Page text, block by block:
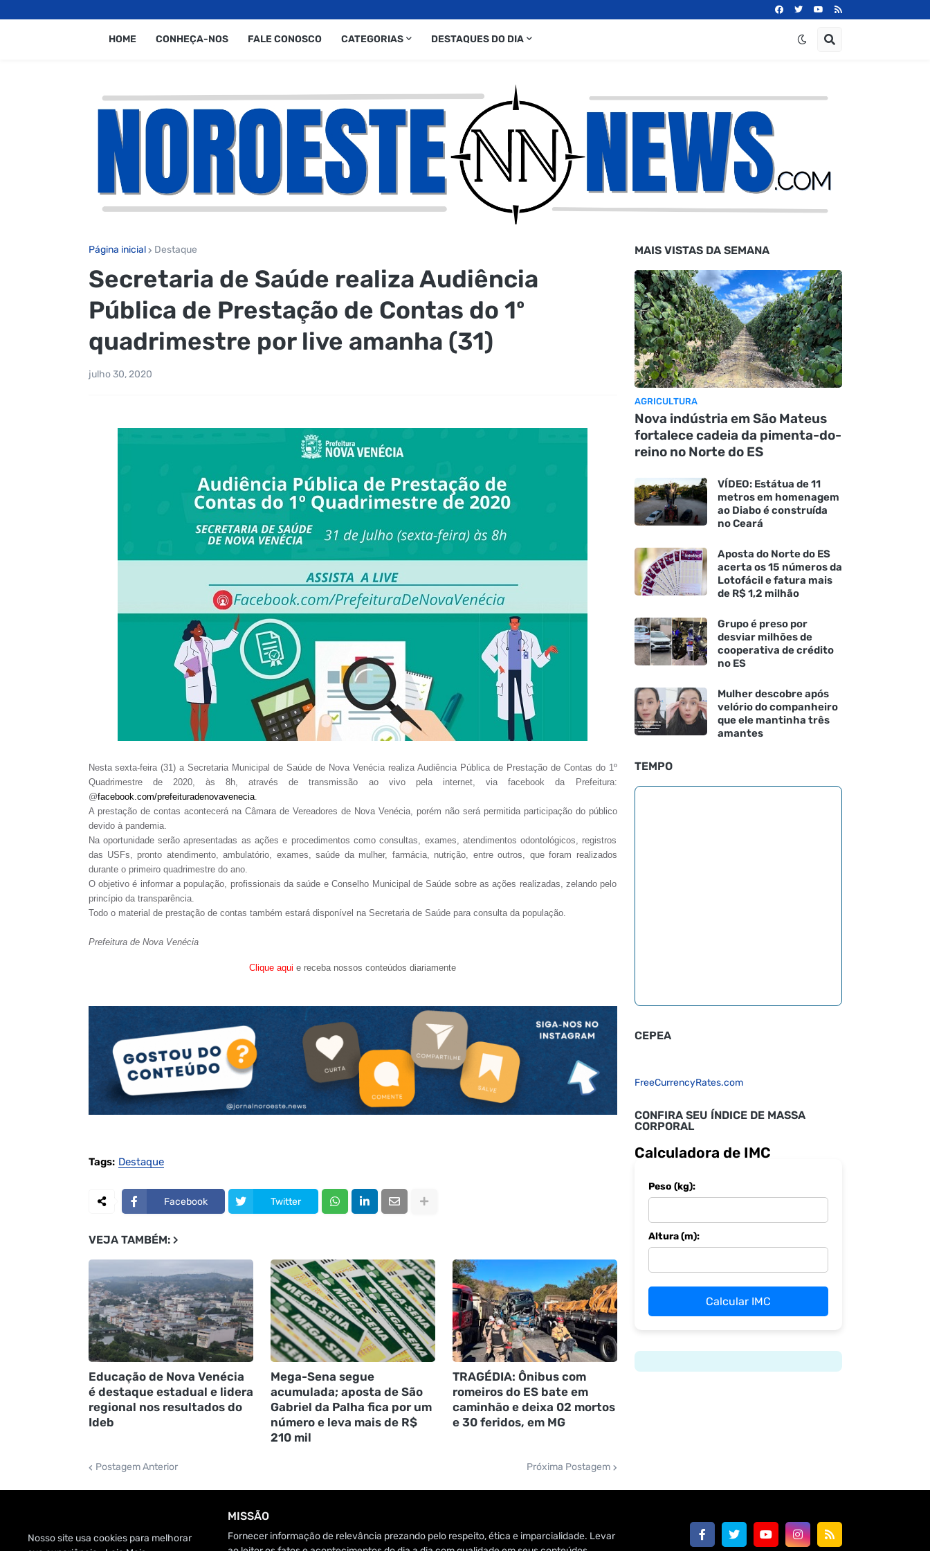
HOME CONHEÇA-NOS FALE CONOSCO CATEGORIAS DESTAQUES DO DIA
Página inicial Destaque
Secretaria de Saúde realiza Audiência
Pública de Prestação de Contas do 1º
quadrimestre por live amanha (31)
julho 30, 2020
Nesta sexta-feira (31) a Secretaria Municipal de Saúde de Nova Venécia realiza Audiência Pública de Prestação de Contas do 1º
Quadrimestre de 2020, às 8h, através de transmissão ao vivo pela internet, via facebook da Prefeitura:
@facebook.com/prefeituradenovavenecia.
A prestação de contas acontecerá na Câmara de Vereadores de Nova Venécia, porém não será permitida participação do público
devido à pandemia.
Na oportunidade serão apresentadas as ações e procedimentos como consultas, exames, atendimentos odontológicos, registros
das USFs, pronto atendimento, ambulatório, exames, saúde da mulher, farmácia, nutrição, entre outros, que foram realizados
durante o primeiro quadrimestre do ano.
O objetivo é informar a população, profissionais da saúde e Conselho Municipal de Saúde sobre as ações realizadas, zelando pelo
princípio da transparência.
Todo o material de prestação de contas também estará disponível na Secretaria de Saúde para consulta da população.
Prefeitura de Nova Venécia
Clique aqui e receba nossos conteúdos diariamente
Tags: Destaque
Facebook Twitter
VEJA TAMBÉM:
Educação de Nova Venécia
é destaque estadual e lidera
regional nos resultados do
Ideb
Mega-Sena segue
acumulada; aposta de São
Gabriel da Palha fica por um
número e leva mais de R$
210 mil
TRAGÉDIA: Ônibus com
romeiros do ES bate em
caminhão e deixa 02 mortos
e 30 feridos, em MG
Postagem Anterior Próxima Postagem
MAIS VISTAS DA SEMANA
AGRICULTURA
Nova indústria em São Mateus
fortalece cadeia da pimenta-do-
reino no Norte do ES
VÍDEO: Estátua de 11
metros em homenagem
ao Diabo é construída
no Ceará
Aposta do Norte do ES
acerta os 15 números da
Lotofácil e fatura mais
de R$ 1,2 milhão
Grupo é preso por
desviar milhões de
cooperativa de crédito
no ES
Mulher descobre após
velório do companheiro
que ele mantinha três
amantes
TEMPO
CEPEA
FreeCurrencyRates.com
CONFIRA SEU ÍNDICE DE MASSA
CORPORAL
Calculadora de IMC
Peso (kg):
Altura (m):
Calcular IMC
MISSÃO
Fornecer informação de relevância prezando pelo respeito, ética e imparcialidade. Levar
Nosso site usa cookies para melhorar